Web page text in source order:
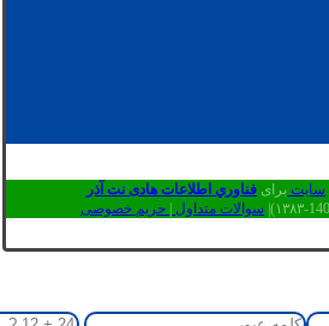
سایت برای فناوري اطلاعات هادی نت آذر
سوالات متداول حریم خصوصی